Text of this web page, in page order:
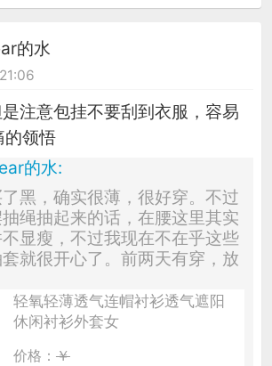
的水
注意包挂不要刮到衣服，容易
的领悟
的水:
黑，确实很薄，很好穿。不过
绳抽起来的话，在腰这里其实
显瘦，不过我现在不在乎这些
就很开心了。前两天有穿，放
轻氧轻薄透气连帽衬衫透气遮阳
休闲衬衫外套女
价格： ￥